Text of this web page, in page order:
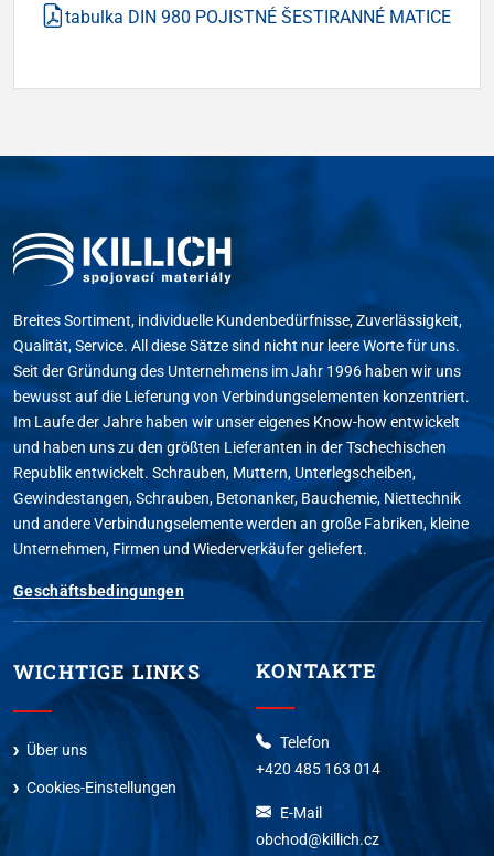
tabulka DIN 980 POJISTNÉ ŠESTIRANNÉ MATICE
Breites Sortiment, individuelle Kundenbedürfnisse, Zuverlässigkeit,
Qualität, Service. All diese Sätze sind nicht nur leere Worte für uns.
Seit der Gründung des Unternehmens im Jahr 1996 haben wir uns
bewusst auf die Lieferung von Verbindungselementen konzentriert.
Im Laufe der Jahre haben wir unser eigenes Know-how entwickelt
und haben uns zu den größten Lieferanten in der Tschechischen
Republik entwickelt. Schrauben, Muttern, Unterlegscheiben,
Gewindestangen, Schrauben, Betonanker, Bauchemie, Niettechnik
und andere Verbindungselemente werden an große Fabriken, kleine
Unternehmen, Firmen und Wiederverkäufer geliefert.
Geschäftsbedingungen
WICHTIGE LINKS
Über uns
Cookies-Einstellungen
KONTAKTE
Telefon
+420 485 163 014
E-Mail
obchod@killich.cz